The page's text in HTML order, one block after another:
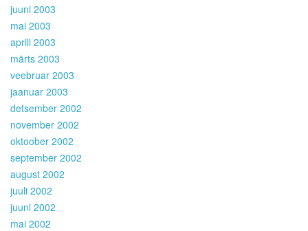
juuni 2003
mai 2003
aprill 2003
märts 2003
veebruar 2003
jaanuar 2003
detsember 2002
november 2002
oktoober 2002
september 2002
august 2002
juuli 2002
juuni 2002
mai 2002